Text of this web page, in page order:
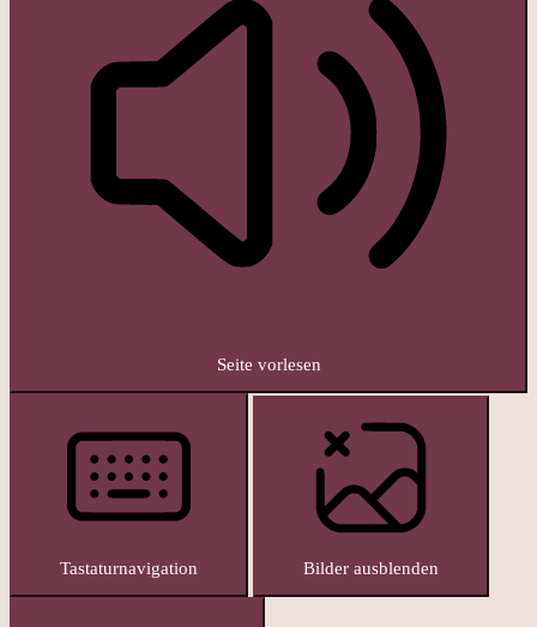
Seite vorlesen
Tastaturnavigation Bilder ausblenden